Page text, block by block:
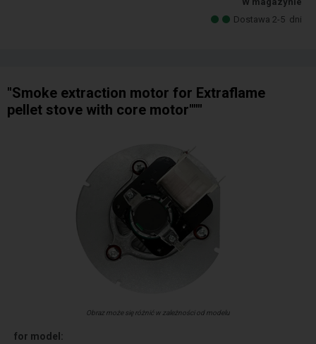
Dostawa 2-5 dni
"Smoke extraction motor for Extraflame
pellet stove with core motor"""
Obraz może się różnić w zależności od modelu
for model: